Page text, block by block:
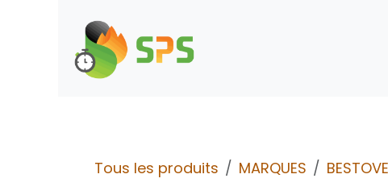
Tous les produits MARQUES BESTOVE